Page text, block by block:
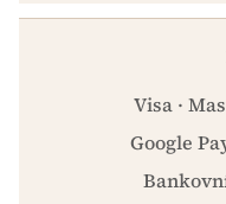
Visa ·
Google